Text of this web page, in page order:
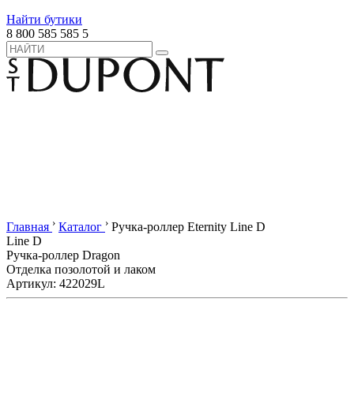
Найти бутики
8 800 585 585 5
Главная › Каталог › Ручка-роллер Eternity Line D
Line D
Ручка-роллер Dragon
Отделка позолотой и лаком
Артикул: 422029L